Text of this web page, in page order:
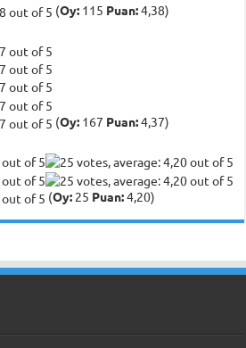
(Oy: 115 Puan:4,38)
(Oy: 167 Puan:4,37)
(Oy: 25 Puan:4,20)